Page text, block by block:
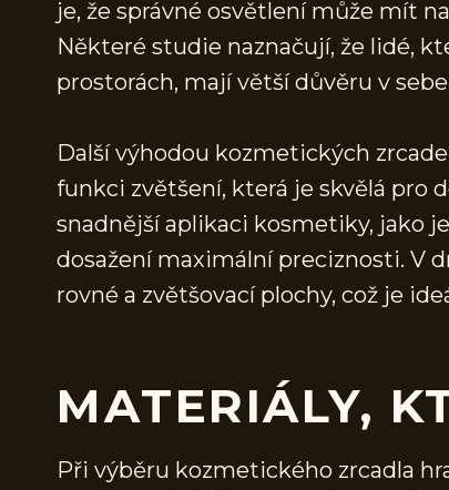
je, že správné osvětlení může mít
Některé studie naznačují, že lidé,
prostorách, mají větší důvěru v
Další výhodou kozmetických
funkci zvětšení, která je skvělá pro
snadnější aplikaci kosmetiky, jako
dosažení maximální preciznosti. V
rovné a zvětšovací plochy, což je
MATERIÁLY,
Při výběru kozmetického zrcadla